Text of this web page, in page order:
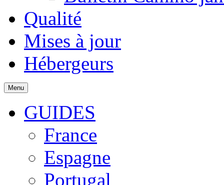
Qualité
Mises à jour
Hébergeurs
Menu
GUIDES
France
Espagne
Portugal